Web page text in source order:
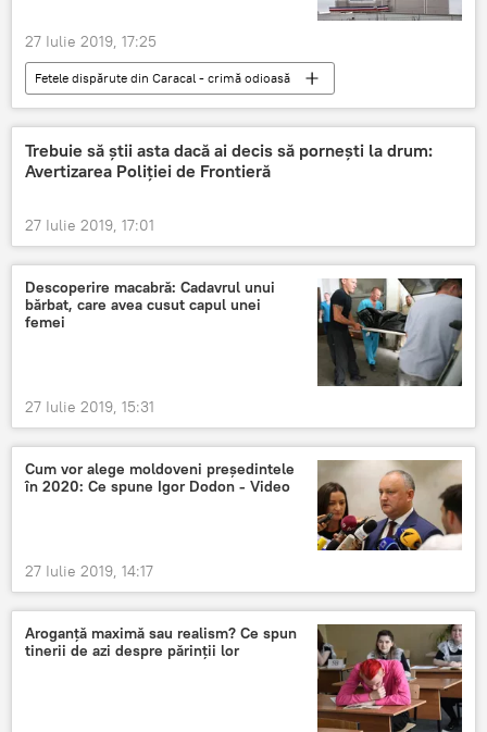
27 Iulie 2019, 17:25
Fetele dispărute din Caracal - crimă odioasă
Societate
Deveselu
Baza militară
NATO
Caracal
Trebuie să știi asta dacă ai decis să pornești la drum:
Avertizarea Poliției de Frontieră
27 Iulie 2019, 17:01
Descoperire macabră: Cadavrul unui
bărbat, care avea cusut capul unei
femei
27 Iulie 2019, 15:31
Cum vor alege moldoveni președintele
în 2020: Ce spune Igor Dodon - Video
27 Iulie 2019, 14:17
Aroganță maximă sau realism? Ce spun
tinerii de azi despre părinții lor